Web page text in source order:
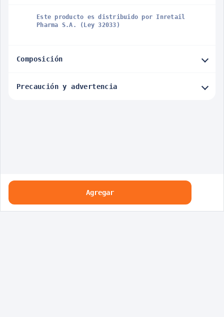
Este producto es distribuido por Inretail
Pharma S.A. (Ley 32033)
Composición
Precaución y advertencia
Agregar